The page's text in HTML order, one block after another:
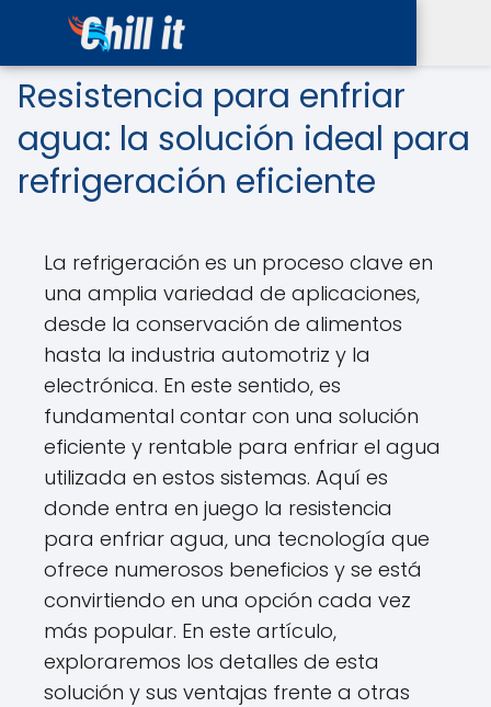
Resistencia para enfriar
agua: la solución ideal para
refrigeración eficiente
La refrigeración es un proceso clave en
una amplia variedad de aplicaciones,
desde la conservación de alimentos
hasta la industria automotriz y la
electrónica. En este sentido, es
fundamental contar con una solución
eficiente y rentable para enfriar el agua
utilizada en estos sistemas. Aquí es
donde entra en juego la resistencia
para enfriar agua, una tecnología que
ofrece numerosos beneficios y se está
convirtiendo en una opción cada vez
más popular. En este artículo,
exploraremos los detalles de esta
solución y sus ventajas frente a otras